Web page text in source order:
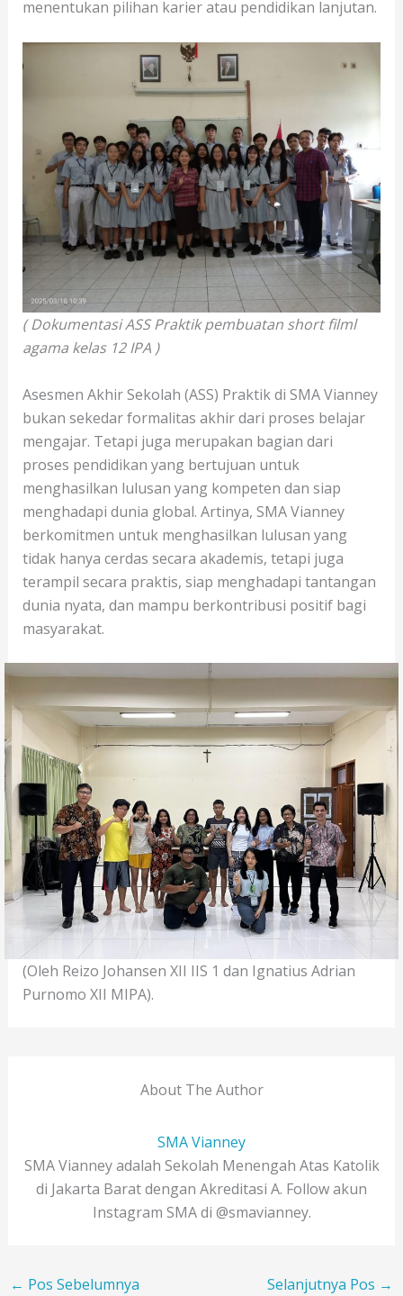
menentukan pilihan karier atau pendidikan lanjutan.
( Dokumentasi ASS Praktik pembuatan short filml
agama kelas 12 IPA )
Asesmen Akhir Sekolah (ASS) Praktik di SMA Vianney
bukan sekedar formalitas akhir dari proses belajar
mengajar. Tetapi juga merupakan bagian dari
proses pendidikan yang bertujuan untuk
menghasilkan lulusan yang kompeten dan siap
menghadapi dunia global. Artinya, SMA Vianney
berkomitmen untuk menghasilkan lulusan yang
tidak hanya cerdas secara akademis, tetapi juga
terampil secara praktis, siap menghadapi tantangan
dunia nyata, dan mampu berkontribusi positif bagi
masyarakat.
(Oleh Reizo Johansen XII IIS 1 dan Ignatius Adrian
Purnomo XII MIPA).
About The Author
SMA Vianney
SMA Vianney adalah Sekolah Menengah Atas Katolik
di Jakarta Barat dengan Akreditasi A. Follow akun
Instagram SMA di @smavianney.
← Pos Sebelumnya Selanjutnya Pos →